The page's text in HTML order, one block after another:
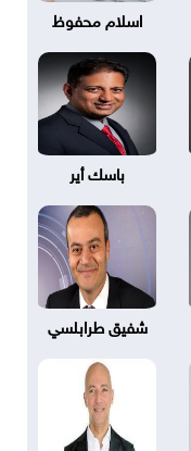
اسلام محفوظ
باسك أير
شفيق طرابلسي